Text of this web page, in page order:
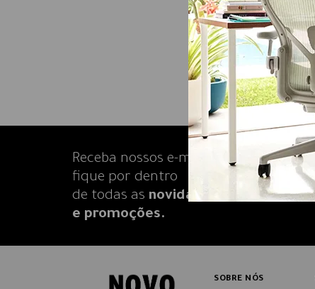
Receba nossos e-mails e
fique por dentro
de todas as novidades
e promoções.
SOBRE NÓS